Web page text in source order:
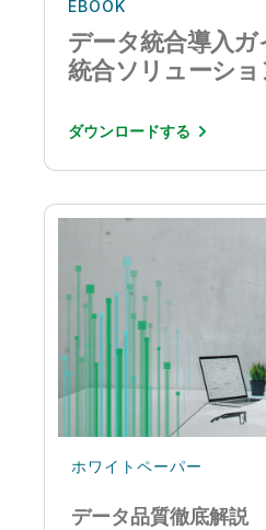
EBOOK
データ統合導入ガ
統合ソリューシ
ダウンロードする
ホワイトペーパー
データ品質徹底解説